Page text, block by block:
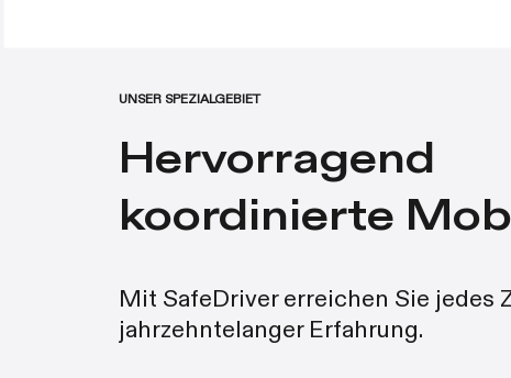
UNSER SPEZIALGEBIET
Hervorragend
koordinierte
Mit SafeDriver erreichen Sie jedes
jahrzehntelanger Erfahrung.